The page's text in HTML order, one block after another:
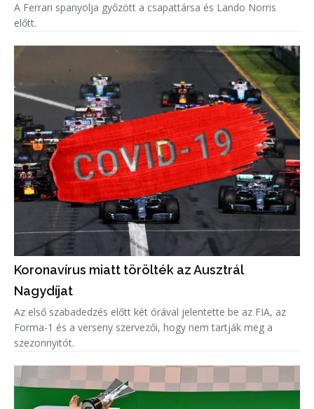
A Ferrari spanyolja győzött a csapattársa és Lando Norris
előtt.
Koronavírus miatt törölték az Ausztrál
Nagydíjat
Az első szabadedzés előtt két órával jelentette be az FIA, az
Forma-1 és a verseny szervezői, hogy nem tartják meg a
szezonnyitót.